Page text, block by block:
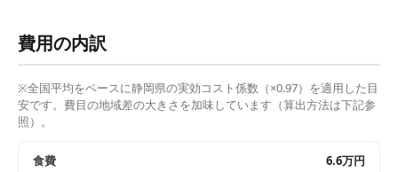
費用の内訳
※全国平均をベースに静岡県の実効コスト係数（×0.97）を適用した目
安です。費目の地域差の大きさを加味しています（算出方法は下記参
照）。
食費 6.6万円